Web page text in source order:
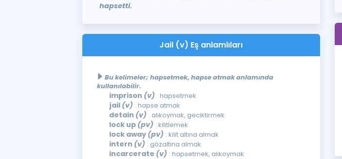
hapsetti.
Jail (v) Eş anlamlıları
Bu kelimeler; hapsetmek, hapse atmak anlamında
kullanılabilir.
imprison (v) : hapsetmek
jail (v) : hapse atmak
detain (v) : alıkoymak, geciktirmek
lock up (pv) : kilitlemek
lock away (pv) : kilit altına almak
intern (v) : gözaltına almak
incarcerate (v) : hapsetmek, alıkoymak